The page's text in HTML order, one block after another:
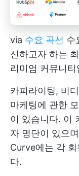
via 수요 곡선 수
신하고자 하는
리미엄 커뮤니티
카피라이팅, 비
마케팅에 관한
이 있습니다. 이
자 명단이 있으
Curve에는 각
다.